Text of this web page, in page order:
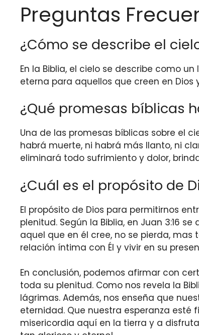
Preguntas
¿Cómo se describe el
En la Biblia, el cielo se describe como
eterna para aquellos que creen en
¿Qué promesas bíblicas
Una de las promesas bíblicas sobre el
habrá muerte, ni habrá más llanto, ni
eliminará todo sufrimiento y dolor,
¿Cuál es el propósito de
El propósito de Dios para permitirnos
plenitud. Según la Biblia, en Juan 3:16
aquel que en él cree, no se pierda, mas
relación íntima con Él y vivir en su
En conclusión, podemos afirmar con
toda su plenitud. Como nos revela la
lágrimas. Además, nos enseña que
eternidad. Que nuestra esperanza esté
misericordia aquí en la tierra y a